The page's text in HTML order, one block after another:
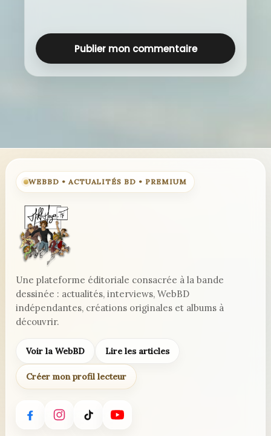
WEBBD • ACTUALITÉS BD • PREMIUM
Une plateforme éditoriale consacrée à la bande
dessinée : actualités, interviews, WebBD
indépendantes, créations originales et albums à
découvrir.
Voir la WebBD Lire les articles
Créer mon profil lecteur